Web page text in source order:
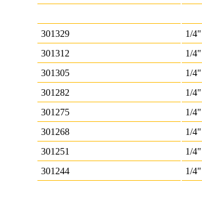
301329 1/4"
301312
1/4"
301305
1/4"
301282
1/4"
301275
1/4"
301268
1/4"
301251
1/4"
301244
1/4"